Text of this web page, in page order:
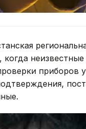
когда
приборов